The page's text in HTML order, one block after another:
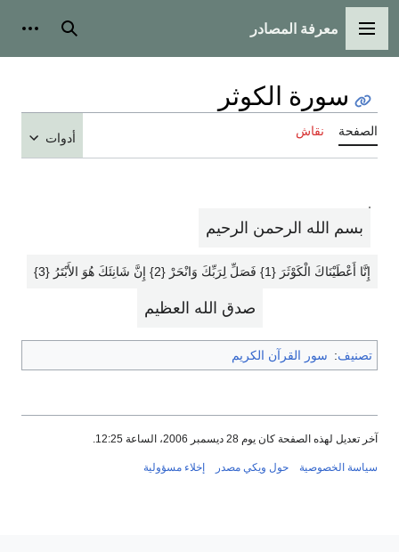
القائمة الرئيسية
معرفة المصادر بحث
سورة الكوثر
الصفحة نقاش أدوات
بسم الله الرحمن الرحيم
إِنَّا أَعْطَيْنَاكَ الْكَوْثَرَ {1} فَصَلِّ لِرَبِّكَ وَانْحَرْ {2} إِنَّ شَانِئَكَ هُوَ الأَبْتَرُ {3}‏
صدق الله العظيم
تصنيف: سور القرآن الكريم
آخر تعديل لهذه الصفحة كان يوم 28 ديسمبر 2006، الساعة 12:25.
سياسة الخصوصية حول ويكي مصدر إخلاء مسؤولية